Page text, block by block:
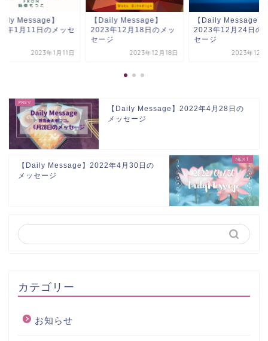
Message】
年1月11日のメッセ
2023年1月11日
【Daily Message】
2023年12月18日のメッ
セージ
2023年12月18日
【Daily Message】
2023年12月24日の
セージ
2023年12
【Daily Message】2022年4月28日の
メッセージ
【Daily Message】2022年4月30日の
メッセージ
カテゴリー
お知らせ